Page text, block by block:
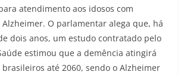
atendimento aos idosos com
O parlamentar alega que, há
dois anos, um estudo contratado pelo
estimou que a demência atingirá
até 2060, sendo o Alzheimer